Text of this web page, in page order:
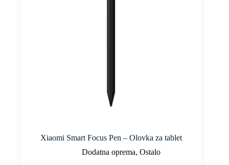
Xiaomi Smart Focus Pen – Olovka za tablet
Dodatna oprema,Ostalo